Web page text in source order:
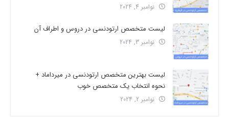
نوامبر 4, 2024
لیست متخصص ارتودنسی در دروس و اطراف آن
نوامبر 3, 2024
لیست بهترین متخصص ارتودنسی در میرداماد +
نحوه انتخاب یک متخصص خوب
نوامبر 2, 2024